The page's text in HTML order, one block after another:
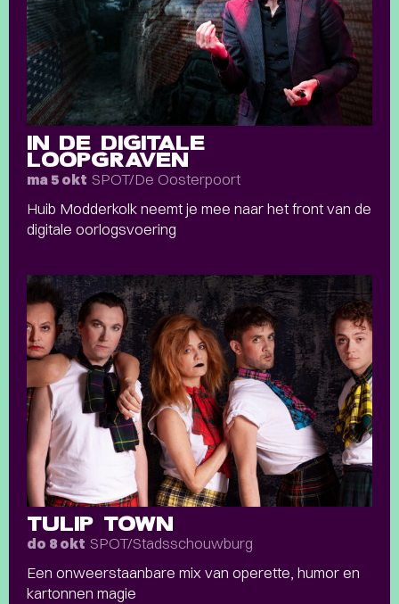
IN DE DIGITALE
LOOPGRAVEN
ma 5 okt SPOT/De Oosterpoort
Huib Modderkolk neemt je mee naar het front van de
digitale oorlogsvoering
TULIP TOWN
do 8 okt SPOT/Stadsschouwburg
Een onweerstaanbare mix van operette, humor en
kartonnen magie